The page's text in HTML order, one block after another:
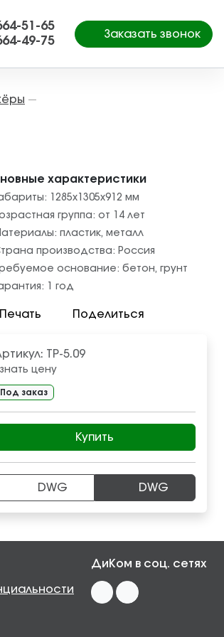
51-65
49-75
Заказать звонок
—
характеристики
1285x1305x912 мм
группа: от 14 лет
пластик, металл
производства: Россия
основание: бетон, грунт
1 год
Печать Поделиться
ТР-5.09
цену
Под заказ
Купить
DWG DWG
ДиКом в соц. сетях